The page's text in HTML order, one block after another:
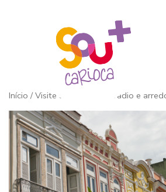
Início / Visite a Feira do Lavradio e